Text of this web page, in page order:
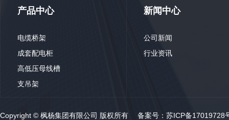
产品中心
电缆桥架
成套配电柜
高低压母线槽
支吊架
新闻中心
公司新闻
行业资讯
Copyright © 枫杨集团有限公司 版权所有 备案号： 苏ICP备17019728